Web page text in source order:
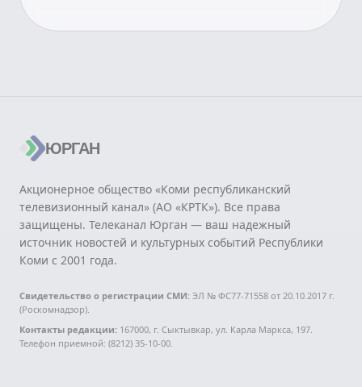
ЮРГАН
Акционерное общество «Коми республиканский
телевизионный канал» (АО «КРТК»). Все права
защищены. Телеканал Юрган — ваш надежный
источник новостей и культурных событий Республики
Коми с 2001 года.
Свидетельство о регистрации СМИ: ЭЛ № ФС77-71558 от 20.10.2017 г.
(Роскомнадзор).
Контакты редакции: 167000, г. Сыктывкар, ул. Карла Маркса, 197.
Телефон приемной: (8212) 35-10-00.